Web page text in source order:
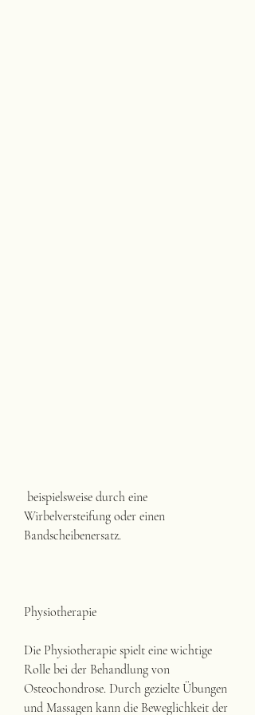
Wirbelversteifung oder einen
Bandscheibenersatz.
Physiotherapie
Die Physiotherapie spielt eine wichtige
Rolle bei der Behandlung von
Osteochondrose. Durch gezielte Übungen
und Massagen kann die Beweglichkeit der